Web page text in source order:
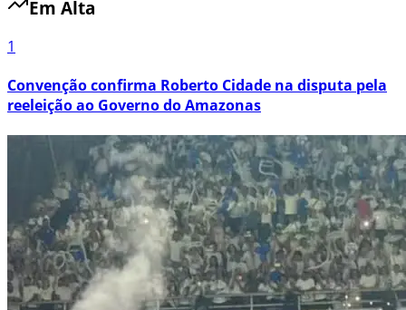
Em Alta
1
Convenção confirma Roberto Cidade na disputa pela
reeleição ao Governo do Amazonas